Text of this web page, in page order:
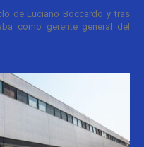
de Luciano Boccardo y tras
como gerente general del